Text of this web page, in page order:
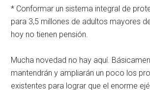
* Conformar un sistema integral de
para 3,5 millones de adultos mayores
hoy no tienen pensión.
Mucha novedad no hay aquí.
mantendrán y ampliarán un poco los
existentes para lograr que el enorme